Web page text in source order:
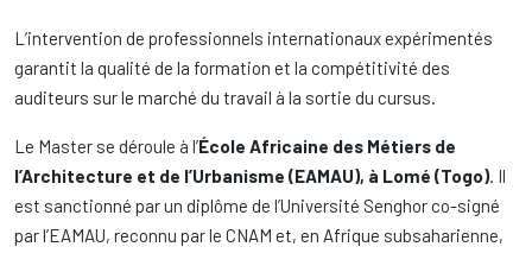
L’intervention de professionnels internationaux expérimentés
garantit la qualité de la formation et la compétitivité des
auditeurs sur le marché du travail à la sortie du cursus.
Le Master se déroule à l’École Africaine des Métiers de
l’Architecture et de l’Urbanisme (EAMAU), à Lomé (Togo). Il
est sanctionné par un diplôme de l’Université Senghor co-signé
par l’EAMAU, reconnu par le CNAM et, en Afrique subsaharienne,